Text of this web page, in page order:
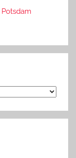
Potsdam